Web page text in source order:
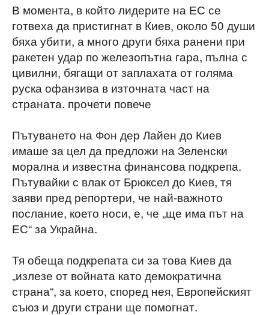
В момента, в който лидерите на ЕС се
готвеха да пристигнат в Киев, около 50 души
бяха убити, а много други бяха ранени при
ракетен удар по железопътна гара, пълна с
цивилни, бягащи от заплахата от голяма
руска офанзива в източната част на
страната. прочети повече
Пътуването на Фон дер Лайен до Киев
имаше за цел да предложи на Зеленски
морална и известна финансова подкрепа.
Пътувайки с влак от Брюксел до Киев, тя
заяви пред репортери, че най-важното
послание, което носи, е, че „ще има път на
ЕС“ за Украйна.
Тя обеща подкрепата си за това Киев да
„излезе от войната като демократична
страна“, за което, според нея, Европейският
съюз и други страни ще помогнат.